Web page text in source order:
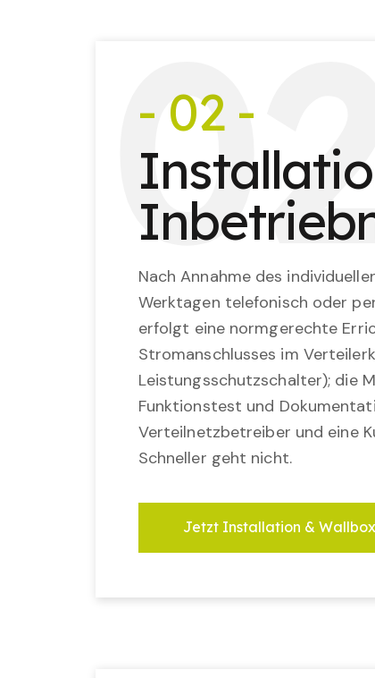
0
- 02 -
Nach Annahme des
Werktagen telefonisch oder
erfolgt eine normgerechte
Stromanschlusses im
Leistungsschutzschalter); die
Funktionstest und
Verteilnetzbetreiber und eine
Schneller geht nicht.
Jetzt Installation &